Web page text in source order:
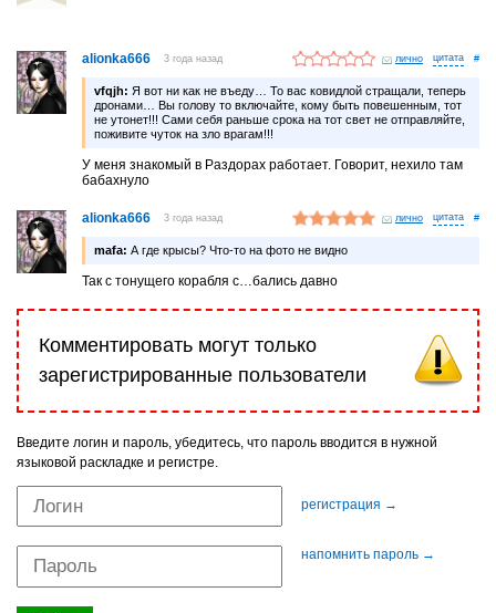
alionka666 3 года назад лично #
vfqjh: Я вот ни как не въеду… То вас ковидлой стращали, теперь
дронами… Вы голову то включайте, кому быть повешенным, тот
не утонет!!! Сами себя раньше срока на тот свет не отправляйте,
поживите чуток на зло врагам!!!
У меня знакомый в Раздорах работает. Говорит, нехило там
бабахнуло
alionka666 3 года назад лично #
mafa: А где крысы? Что-то на фото не видно
Так с тонущего корабля с…бались давно
Комментировать могут только
зарегистрированные пользователи
Введите логин и пароль, убедитесь, что пароль вводится в нужной
языковой раскладке и регистре.
регистрация →
напомнить пароль →